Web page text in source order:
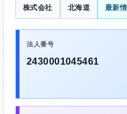
株式会社 北海道 最新
法人番号
2430001045461